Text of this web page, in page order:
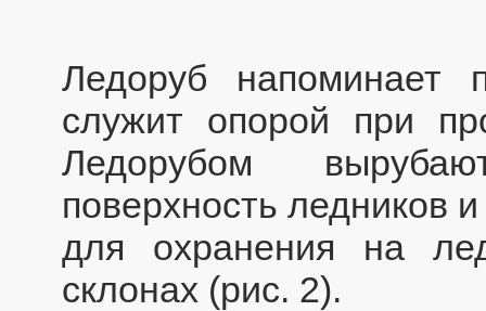
Ледоруб напоминает
служит опорой при
Ледорубом
поверхность ледников
для охранения на
склонах (рис. 2).